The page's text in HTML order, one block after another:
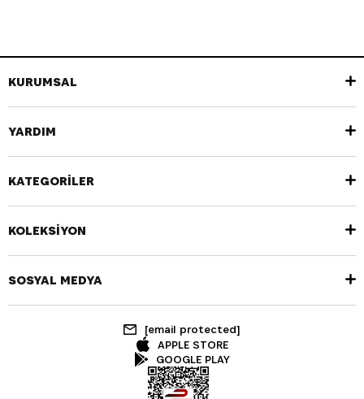
KURUMSAL
YARDIM
KATEGORİLER
KOLEKSİYON
SOSYAL MEDYA
[email protected]
APPLE STORE
GOOGLE PLAY